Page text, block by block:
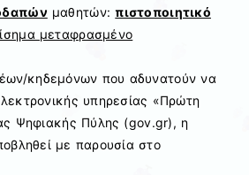
μαθητών:πιστοποιητικό
μεταφρασμένο
κηδεμόνων που αδυνατούν να
υπηρεσίας «Πρώτη
Ψηφιακής Πύλης (gov.gr), η
με παρουσία στο